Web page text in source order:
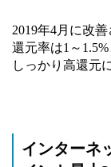
2019年4月に改善
還元率は1～1.5%
しっかり高還元
インターネ